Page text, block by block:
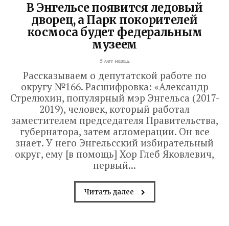
В Энгельсе появится ледовый
дворец, а Парк покорителей
космоса будет федеральным
музеем
5 лет назад
Рассказываем о депутатской работе по
округу №166. Расшифровка: «Александр
Стрелюхин, популярный мэр Энгельса (2017-
2019), человек, который работал
заместителем председателя Правительства,
губернатора, затем агломерации. Он все
знает. У него Энгельсский избирательный
округ, ему [в помощь] Хор Глеб Яковлевич,
первый...
Читать далее